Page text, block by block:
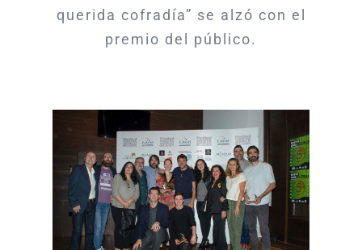
querida cofradía” se alzó con el
premio del público.